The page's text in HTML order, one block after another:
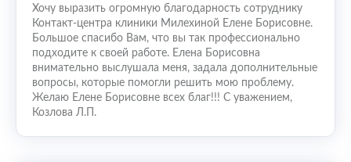
Хочу выразить огромную благодарность сотруднику
Контакт-центра клиники Милехиной Елене Борисовне.
Большое спасибо Вам, что вы так профессионально
подходите к своей работе. Елена Борисовна
внимательно выслушала меня, задала дополнительные
вопросы, которые помогли решить мою проблему.
Желаю Елене Борисовне всех благ!!! С уважением,
Козлова Л.П.